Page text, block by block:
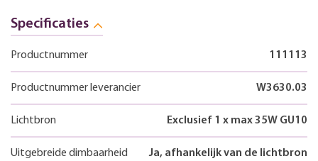
Specificaties
Productnummer 111113
Productnummer leverancier W3630.03
Lichtbron Exclusief 1 x max 35W GU10
Uitgebreide dimbaarheid Ja, afhankelijk van de lichtbron